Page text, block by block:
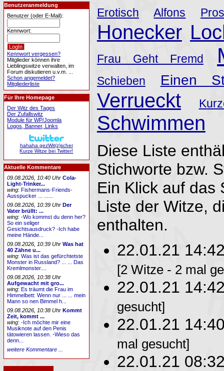
Erotisch Alfons
Honecker
Frau Geht Fremd
Schieben Einen
Verrueckt
Schwimmen
Diese Liste
Stichworte bzw.
Ein Klick auf das
Liste der Witze,
enthalten.
22.01.21
[2 Witze - 2 mal
22.01.21
gesucht]
22.01.21
mal gesucht]
22.01.21
Benutzeranmeldung
Benutzer (oder E-Mail):
Kennwort:
Kennwort vergessen?
Mitglieder können ihre
Lieblingswitze verwalten, im
Forum diskutieren u.v.m. ...
Schon angemeldet?
Mitgliederliste
Für Ihre Homepage
Der Witz des Tages
Der Zufallswitz
Module für WP/Joomla
Logos, Banner, Links
hahaha gezWit(z)scher
Kurze Witze bei Twitter!
Aktuelle Kommentare
09.08.2026, 10:40 Uhr Cola-
Light-Trinker...
wing:Fishermans-Friends-
Ausspucker ... ......
09.08.2026, 10:39 Uhr Der
Vater brüllt: ...
wing:-Wo kommst du denn her?
So ein seliger
Gesichtsausdruck? -Ich habe
meine Hände...
09.08.2026, 10:39 Uhr Was hat
40 Zähne u...
wing:Was ist das gefürchtetste
Monster in Russland? ... ... Das
Kremlmonster....
09.08.2026, 10:38 Uhr
Aufgewacht mit gro...
wing:Es träumt die Frau im
Himmelbett: Wenn nur ... ... mein
Mann so nen Bimmel h...
09.08.2026, 10:38 Uhr Kommt
Zeit, kommt ...
wing:-Ich möchte mir eine
Musiknote auf den Penis
tätowieren lassen. -Wieso das
denn...
weitere Kommentare ...